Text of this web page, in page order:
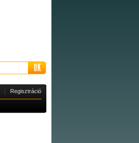
Regisztráció